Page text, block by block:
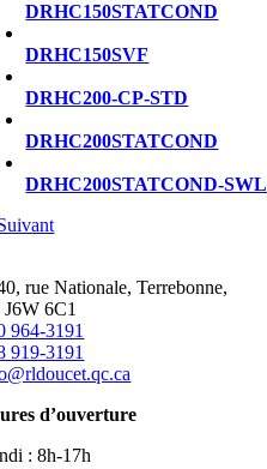
DRHC150STATCOND
DRHC150SVF
DRHC200-CP-STD
DRHC200STATCOND
DRHC200STATCOND-SWL
rue Nationale, Terrebonne,
J6W 6C1
964-3191
919-3191
d’ouverture
: 8h-17h